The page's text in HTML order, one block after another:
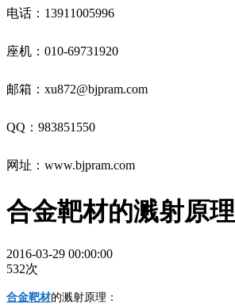
电话：13911005996
座机：010-69731920
邮箱：xu872@bjpram.com
QQ：983851550
网址 ： www.bjpram.com
合金靶材的溅射原理
2016-03-29 00:00:00
532次
合金靶材的溅射原理：